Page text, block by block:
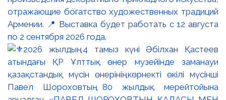
отражающие богатство художественных традиций
Армении. 📍 Выставка будет работать с 12 августа
по 2 сентября 2026 года.